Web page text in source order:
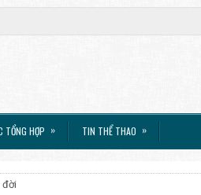
TỔNG HỢP » TIN THỂ THAO »
đời